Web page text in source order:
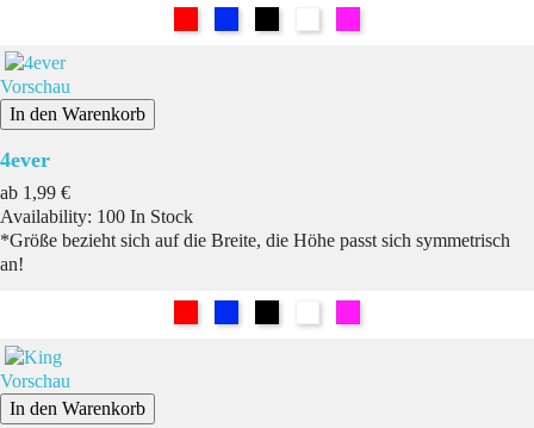
Vorschau
In den Warenkorb
4ever
ab Preis
1,99 €
Availability: 100 In Stock
*Größe bezieht sich auf die Breite, die Höhe passt sich symmetrisch
an!
Vorschau
In den Warenkorb